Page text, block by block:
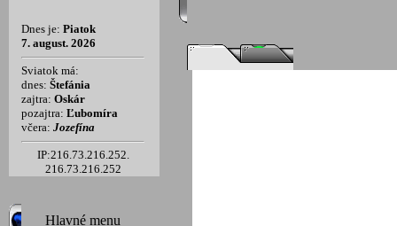
Dnes je: Piatok
7. august. 2026
Sviatok má:
dnes: Štefánia
zajtra: Oskár
pozajtra: Ľubomíra
včera: Jozefína
IP:216.73.216.252.
216.73.216.252
Hlavné menu